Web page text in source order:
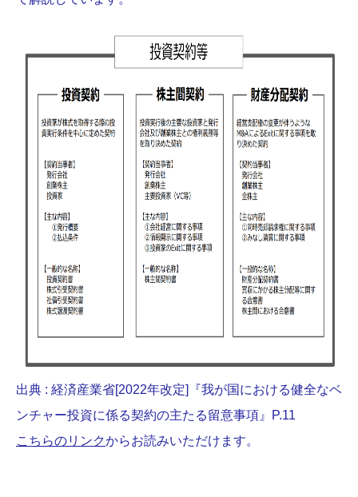
出典 : 経済産業省[2022年改定]『我が国における健全なベ
ンチャー投資に係る契約の主たる留意事項』P.11
こちらのリンクからお読みいただけます。